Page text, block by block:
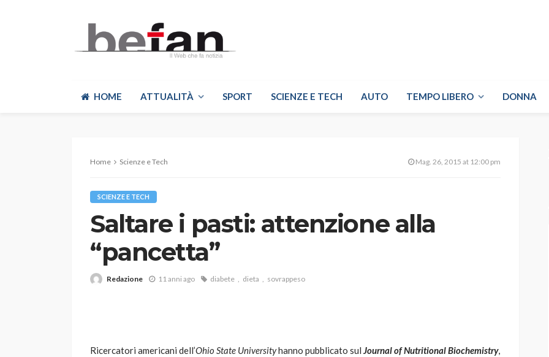
HOME ATTUALITÀ SPORT SCIENZE E TECH AUTO TEMPO LIBERO DONNA
Home Scienze e Tech Mag. 26, 2015 at 12:00 pm
SCIENZE E TECH
Saltare i pasti: attenzione alla
“pancetta”
Redazione 11 anni ago diabete dieta sovrappeso
Ricercatori americani dell’Ohio State Universityhanno pubblicato sul Journal of Nutritional Biochemistry,
AUTO SPORT